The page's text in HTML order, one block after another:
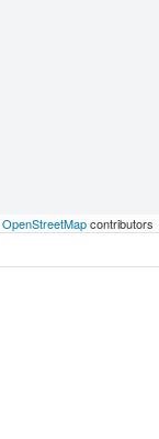
OpenStreetMapcontributors